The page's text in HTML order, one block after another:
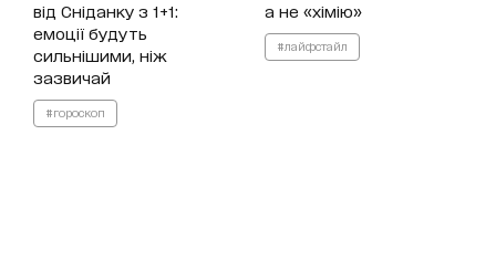
від Сніданку з 1+1:
емоції будуть
сильнішими, ніж
зазвичай
#гороскоп
а не «хімію»
#лайфстайл